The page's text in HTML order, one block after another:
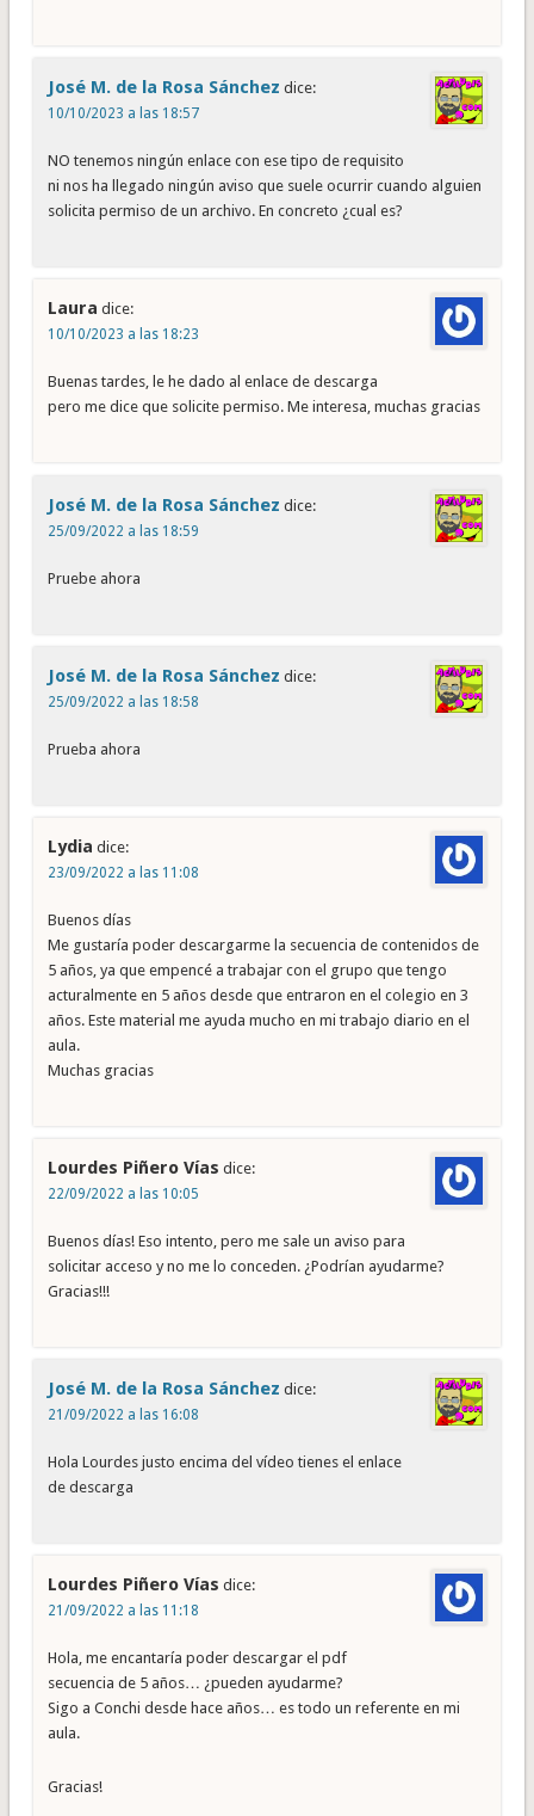
José M. de la Rosa Sánchez dice:
10/10/2023 a las 18:57
NO tenemos ningún enlace con ese tipo de requisito
ni nos ha llegado ningún aviso que suele ocurrir cuando alguien
solicita permiso de un archivo. En concreto ¿cual es?
Laura dice:
10/10/2023 a las 18:23
Buenas tardes, le he dado al enlace de descarga
pero me dice que solicite permiso. Me interesa, muchas gracias
José M. de la Rosa Sánchez dice:
25/09/2022 a las 18:59
Pruebe ahora
José M. de la Rosa Sánchez dice:
25/09/2022 a las 18:58
Prueba ahora
Lydia dice:
23/09/2022 a las 11:08
Buenos días
Me gustaría poder descargarme la secuencia de contenidos de
5 años, ya que empencé a trabajar con el grupo que tengo
acturalmente en 5 años desde que entraron en el colegio en 3
años. Este material me ayuda mucho en mi trabajo diario en el
aula.
Muchas gracias
Lourdes Piñero Vías dice:
22/09/2022 a las 10:05
Buenos días! Eso intento, pero me sale un aviso para
solicitar acceso y no me lo conceden. ¿Podrían ayudarme?
Gracias!!!
José M. de la Rosa Sánchez dice:
21/09/2022 a las 16:08
Hola Lourdes justo encima del vídeo tienes el enlace
de descarga
Lourdes Piñero Vías dice:
21/09/2022 a las 11:18
Hola, me encantaría poder descargar el pdf
secuencia de 5 años… ¿pueden ayudarme?
Sigo a Conchi desde hace años… es todo un referente en mi
aula.
Gracias!